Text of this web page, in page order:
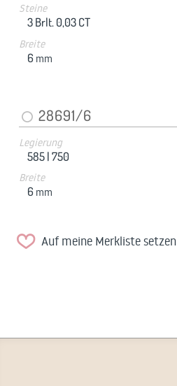
Steine
3 Brlt. 0,03 CT
Breite
6 mm
28691/6
Legierung
585 |750
Breite
6 mm
Auf meine Merkliste setzen